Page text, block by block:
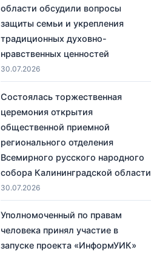
области обсудили вопросы
защиты семьи и укрепления
традиционных духовно-
нравственных ценностей
30.07.2026
Состоялась торжественная
церемония открытия
общественной приемной
регионального отделения
Всемирного русского народного
собора Калининградской области
30.07.2026
Уполномоченный по правам
человека принял участие в
запуске проекта «ИнформУИК»